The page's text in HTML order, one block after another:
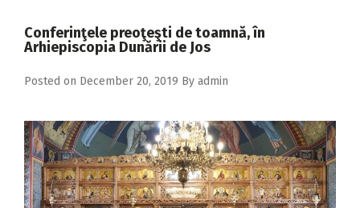
2017
2014
2013
2012
Conferinţele preoţeşti de toamnă, în
Arhiepiscopia Dunării de Jos
Posted on December 20, 2019 By admin